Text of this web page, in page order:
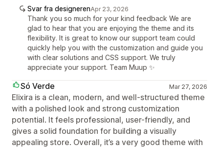
Svar fra designerenApr 23, 2026
Thank you so much for your kind feedback We are
glad to hear that you are enjoying the theme and its
flexibility. It is great to know our support team could
quickly help you with the customization and guide you
with clear solutions and CSS support. We truly
appreciate your support. Team Muup ✨
Só Verde Mar 27, 2026
Elixira is a clean, modern, and well-structured theme
with a polished look and strong customization
potential. It feels professional, user-friendly, and
gives a solid foundation for building a visually
appealing store. Overall, it’s a very good theme with